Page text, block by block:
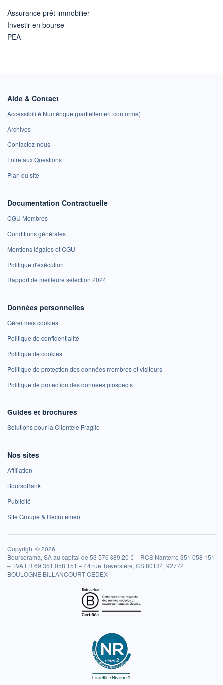
Assurance prêt immobilier
Investir en bourse
PEA
Aide & Contact
Accessibilité Numérique (partiellement conforme)
Archives
Contactez-nous
Foire aux Questions
Plan du site
Documentation Contractuelle
CGU Membres
Conditions générales
Mentions légales et CGU
Politique d'exécution
Rapport de meilleure sélection 2024
Données personnelles
Gérer mes cookies
Politique de confidentialité
Politique de cookies
Politique de protection des données membres et visiteurs
Politique de protection des données prospects
Guides et brochures
Solutions pour la Clientèle Fragile
Nos sites
Affiliation
BoursoBank
Publicité
Site Groupe & Recrutement
Copyright © 2026
Boursorama, SA au capital de 53 576 889,20 € – RCS Nanterre 351 058 151
– TVA FR 69 351 058 151 – 44 rue Traversière, CS 80134, 92772
BOULOGNE BILLANCOURT CEDEX